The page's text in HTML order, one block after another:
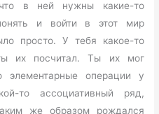
в ней нужны какие-то
и войти в этот мир
просто. У тебя какое-то
их посчитал. Ты их мог
элементарные операции у
то ассоциативный ряд,
же образом рождался